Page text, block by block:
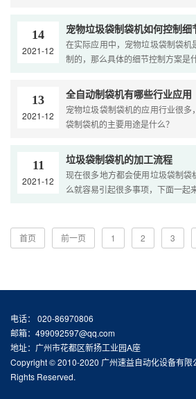
14
2021-12
宠物垃圾袋制袋机如何控制细
在实际应用中，宠物垃圾袋制袋
制的，那么具体的细节控制方案是
13
2021-12
全自动制袋机有哪些行业应用
宠物垃圾袋制袋机的应用行业很
袋制袋机的主要用途是什么？
11
2021-12
垃圾袋制袋机的加工流程
现在很多地方都会使用垃圾袋制
么就容易引起很多事项，下面一起
首页 前一页 1 2 3
电话： 020-86970806
邮箱：499092597@qq.com
地址：广州市花都区新扬工业园A座
Copyright © 2010-2020 广州速益自动化设备有限
Rights Reserved.